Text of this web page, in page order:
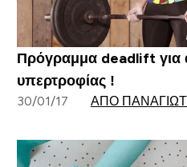
Πρόγραμμα deadlift για
υπερτροφίας !
30/01/17 ΑΠΌ